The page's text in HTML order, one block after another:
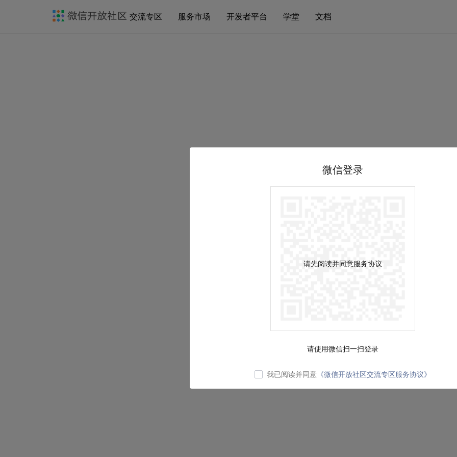
交流专区 服务市场 开发者平台 学堂 文档
微信登录
请先阅读并同意服务协议
请使用微信扫一扫登录
我已阅读并同意 《微信开放社区交流专区服务协议》